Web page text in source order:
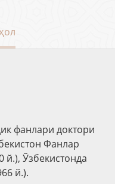
фанлари доктори
Фанлар
й.), Ўзбекистонда
й.).